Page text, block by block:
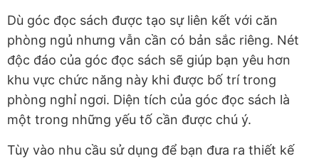
Dù góc đọc sách được tạo sự liên kết với căn
phòng ngủ nhưng vẫn cần có bản sắc riêng. Nét
độc đáo của góc đọc sách sẽ giúp bạn yêu hơn
khu vực chức năng này khi được bố trí trong
phòng nghỉ ngơi. Diện tích của góc đọc sách là
một trong những yếu tố cần được chú ý.
Tùy vào nhu cầu sử dụng để bạn đưa ra thiết kế